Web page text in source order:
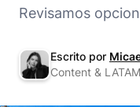
Revisamos
Escrito por
Content &